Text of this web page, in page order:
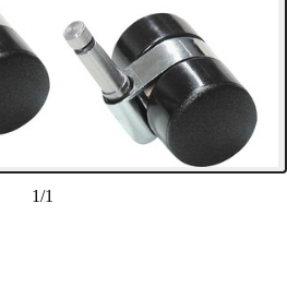
1/1